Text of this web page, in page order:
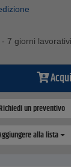
7 giorni lavorativi
un preventivo
alla lista